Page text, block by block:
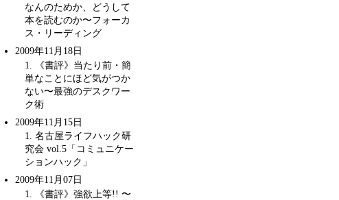
なんのためか、どうして
本を読むのか〜フォーカ
ス・リーディング
2009年11月18日
1
. 《書評》当たり前・簡
単なことにほど気がつか
ない〜最強のデスクワー
ク術
2009年11月15日
1
. 名古屋ライフハック研
究会 vol.5「コミュニケー
ションハック」
2009年11月07日
1
. 《書評》強欲上等!! 〜